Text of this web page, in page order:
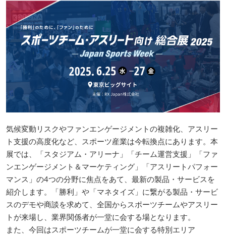
気候変動リスクやファンエンゲージメントの複雑化、アスリー
ト支援の高度化など、スポーツ産業は今転換点にあります。本
展では、「スタジアム・アリーナ」「チーム運営支援」「ファ
ンエンゲージメント＆マーケティング」「アスリートパフォー
マンス」の4つの分野に焦点をあて、最新の製品・サービスを
紹介します。「勝利」や「マネタイズ」に繋がる製品・サービ
スのデモや商談を求めて、全国からスポーツチームやアスリー
トが来場し、業界関係者が一堂に会する場となります。
また、今回はスポーツチームが一堂に会する特別エリア